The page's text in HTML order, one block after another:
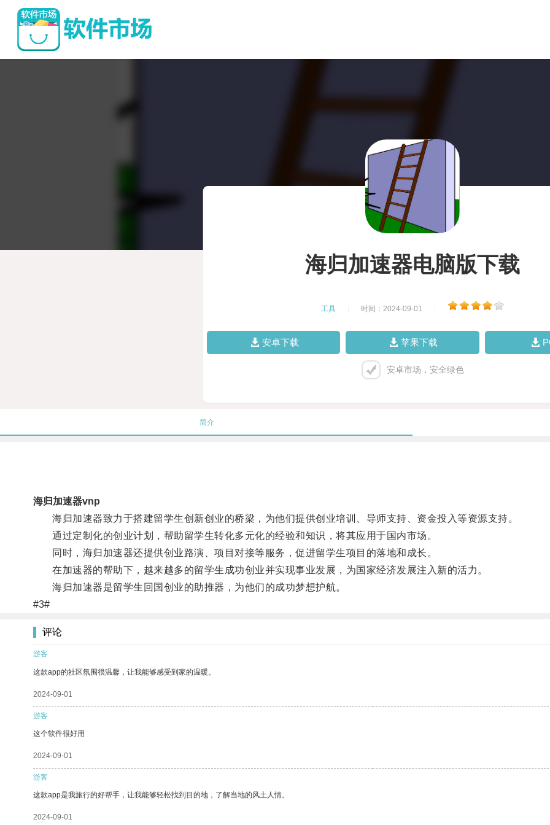
海归加速器电脑版下载
工具 时间：2024-09-01
安卓下载 苹果下载
安卓市场，安全绿色
简介
海归加速器vnp
海归加速器致力于搭建留学生创新创业的桥梁，为他们提供创业培训、导师支持、资金投入等资源支持。
通过定制化的创业计划，帮助留学生转化多元化的经验和知识，将其应用于国内市场。
同时，海归加速器还提供创业路演、项目对接等服务，促进留学生项目的落地和成长。
在加速器的帮助下，越来越多的留学生成功创业并实现事业发展，为国家经济发展注入新的活力。
海归加速器是留学生回国创业的助推器，为他们的成功梦想护航。
#3#
评论
游客
这款app的社区氛围很温馨，让我能够感受到家的温暖。
2024-09-01
游客
这个软件很好用
2024-09-01
游客
这款app是我旅行的好帮手，让我能够轻松找到目的地，了解当地的风土人情。
2024-09-01